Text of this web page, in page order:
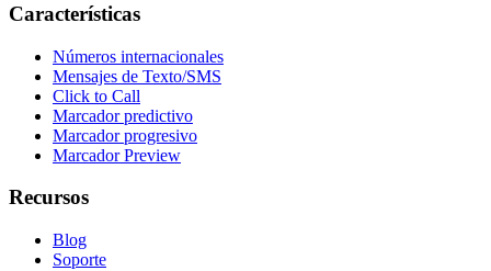
Características
Números internacionales
Mensajes de Texto/SMS
Click to Call
Marcador predictivo
Marcador progresivo
Marcador Preview
Recursos
Blog
Soporte